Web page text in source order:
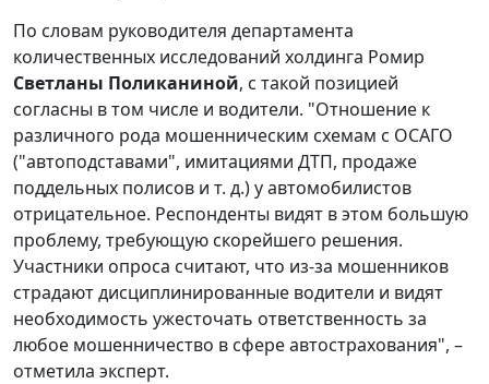
По словам руководителя департамента
количественных исследований холдинга Ромир
Светланы Поликаниной, с такой позицией
согласны в том числе и водители. "Отношение к
различного рода мошенническим схемам с ОСАГО
("автоподставами", имитациями ДТП, продаже
поддельных полисов и т. д.) у автомобилистов
отрицательное. Респонденты видят в этом большую
проблему, требующую скорейшего решения.
Участники опроса считают, что из-за мошенников
страдают дисциплинированные водители и видят
необходимость ужесточать ответственность за
любое мошенничество в сфере автострахования", –
отметила эксперт.